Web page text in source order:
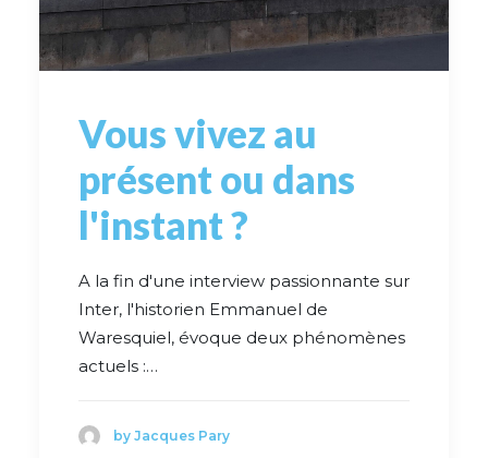
Vous vivez au
présent ou dans
l'instant ?
A la fin d'une interview passionnante sur
Inter, l'historien Emmanuel de
Waresquiel, évoque deux phénomènes
actuels :…
by Jacques Pary